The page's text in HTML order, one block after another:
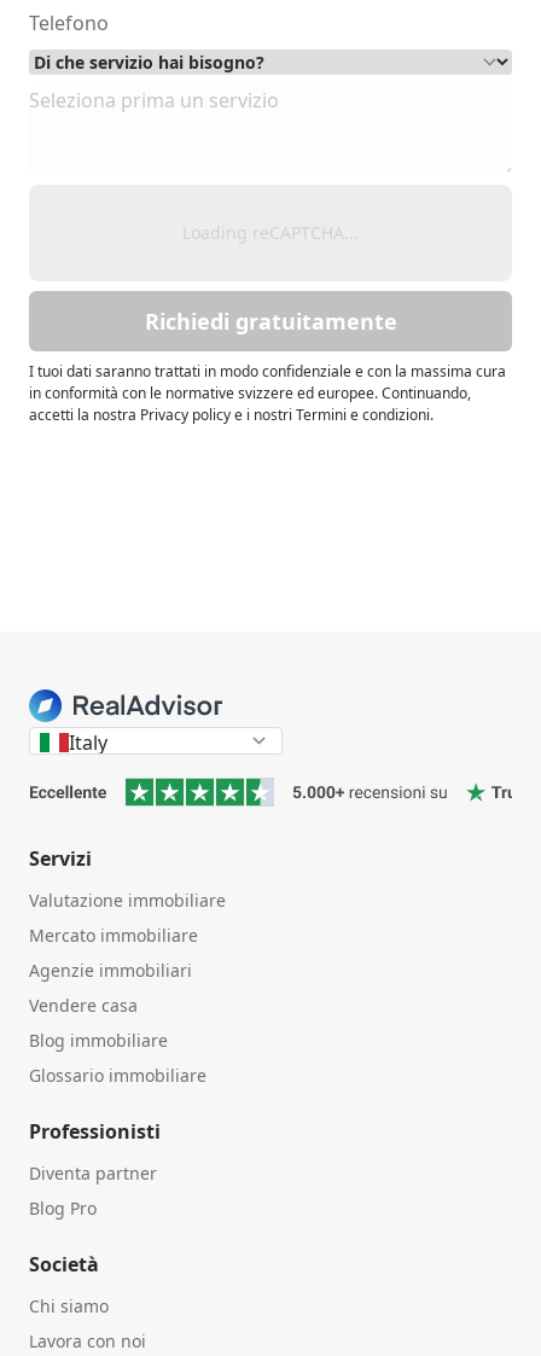
Loading reCAPTCHA...
Richiedi gratuitamente
I tuoi dati saranno trattati in modo confidenziale e con la massima cura
in conformità con le normative svizzere ed europee. Continuando,
accetti la nostra Privacy policy e i nostri Termini e condizioni.
Italy
Servizi
Valutazione immobiliare
Mercato immobiliare
Agenzie immobiliari
Vendere casa
Blog immobiliare
Glossario immobiliare
Professionisti
Diventa partner
Blog Pro
Società
Chi siamo
Lavora con noi